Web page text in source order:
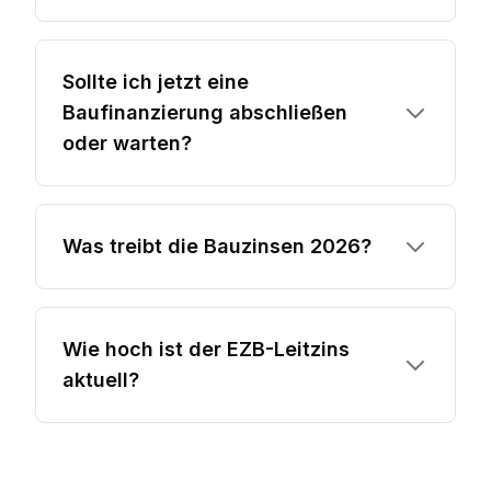
Sollte ich jetzt eine
Baufinanzierung abschließen
oder warten?
Was treibt die Bauzinsen 2026?
Wie hoch ist der EZB-Leitzins
aktuell?